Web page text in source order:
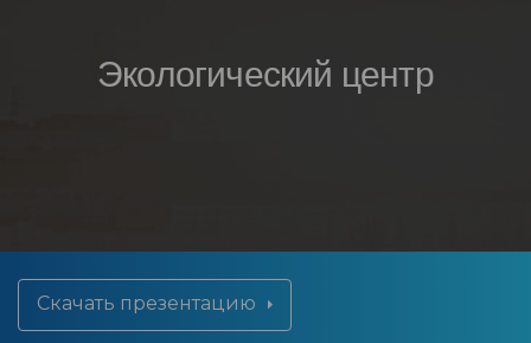
Экологический центр
Скачать презентацию